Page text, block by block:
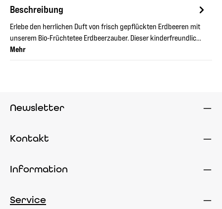
Beschreibung
Erlebe den herrlichen Duft von frisch gepflückten Erdbeeren mit
unserem Bio-Früchtetee Erdbeerzauber. Dieser kinderfreundlic…
Mehr
Newsletter
Kontakt
Information
Service